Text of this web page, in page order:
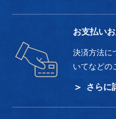
お支払い
決済方法に
いてなどの
さらに